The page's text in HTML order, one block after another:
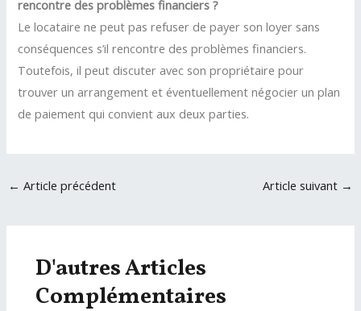
rencontre des problèmes financiers ?
Le locataire ne peut pas refuser de payer son loyer sans
conséquences s’il rencontre des problèmes financiers.
Toutefois, il peut discuter avec son propriétaire pour
trouver un arrangement et éventuellement négocier un plan
de paiement qui convient aux deux parties.
Navigation
← Article précédent Article suivant →
D'autres Articles
Complémentaires